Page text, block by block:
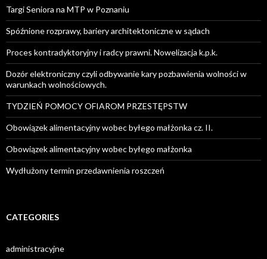
Targi Seniora na MTP w Poznaniu
Spóźnione rozprawy, bariery architektoniczne w sądach
Proces kontradyktoryjny i radcy prawni. Nowelizacja k.p.k.
Dozór elektroniczny czyli odbywanie kary pozbawienia wolności w
warunkach wolnościowych.
TYDZIEŃ POMOCY OFIAROM PRZESTĘPSTW
Obowiązek alimentacyjny wobec byłego małżonka cz. II.
Obowiązek alimentacyjny wobec byłego małżonka
Wydłużony termin przedawnienia roszczeń
CATEGORIES
administracyjne